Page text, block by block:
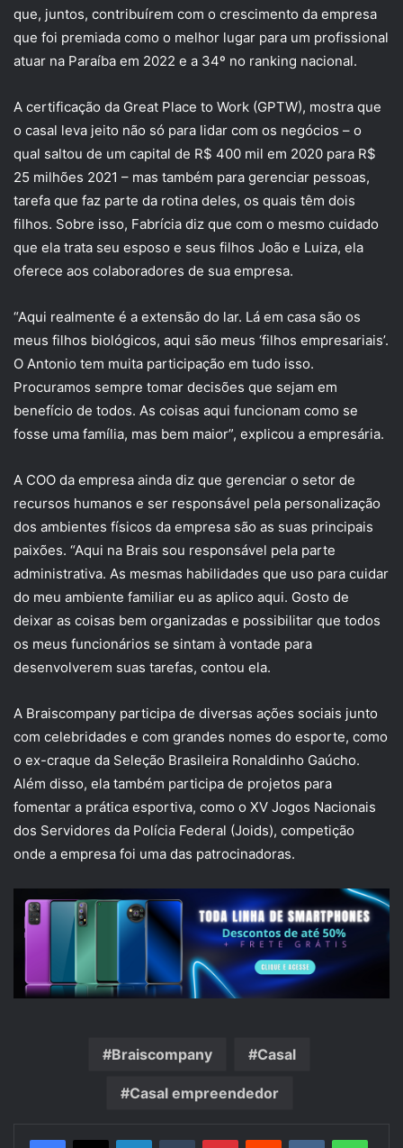
que, juntos, contribuírem com o crescimento da empresa
que foi premiada como o melhor lugar para um profissional
atuar na Paraíba em 2022 e a 34º no ranking nacional.
A certificação da Great Place to Work (GPTW), mostra que
o casal leva jeito não só para lidar com os negócios – o
qual saltou de um capital de R$ 400 mil em 2020 para R$
25 milhões 2021 – mas também para gerenciar pessoas,
tarefa que faz parte da rotina deles, os quais têm dois
filhos. Sobre isso, Fabrícia diz que com o mesmo cuidado
que ela trata seu esposo e seus filhos João e Luiza, ela
oferece aos colaboradores de sua empresa.
“Aqui realmente é a extensão do lar. Lá em casa são os
meus filhos biológicos, aqui são meus ‘filhos empresariais’.
O Antonio tem muita participação em tudo isso.
Procuramos sempre tomar decisões que sejam em
benefício de todos. As coisas aqui funcionam como se
fosse uma família, mas bem maior”, explicou a empresária.
A COO da empresa ainda diz que gerenciar o setor de
recursos humanos e ser responsável pela personalização
dos ambientes físicos da empresa são as suas principais
paixões. “Aqui na Brais sou responsável pela parte
administrativa. As mesmas habilidades que uso para cuidar
do meu ambiente familiar eu as aplico aqui. Gosto de
deixar as coisas bem organizadas e possibilitar que todos
os meus funcionários se sintam à vontade para
desenvolverem suas tarefas, contou ela.
A Braiscompany participa de diversas ações sociais junto
com celebridades e com grandes nomes do esporte, como
o ex-craque da Seleção Brasileira Ronaldinho Gaúcho.
Além disso, ela também participa de projetos para
fomentar a prática esportiva, como o XV Jogos Nacionais
dos Servidores da Polícia Federal (Joids), competição
onde a empresa foi uma das patrocinadoras.
Braiscompany Casal
Casal empreendedor
LinkedinTumblr PinterestReddit VK